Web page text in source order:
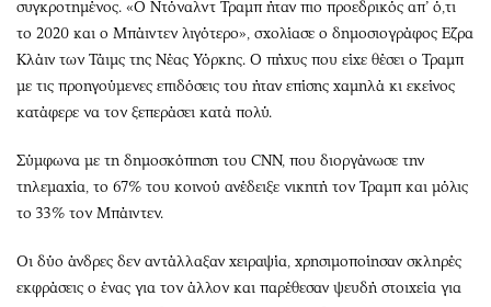
συγκροτημένος. «Ο Ντόναλντ Τραμπ ήταν πιο προεδρικός απ’ ό,τι
το 2020 και ο Μπάιντεν λιγότερο», σχολίασε ο δημοσιογράφος Εζρα
Κλάιν των Τάιμς της Νέας Υόρκης. Ο πήχυς που είχε θέσει ο Τραμπ
με τις προηγούμενες επιδόσεις του ήταν επίσης χαμηλά κι εκείνος
κατάφερε να τον ξεπεράσει κατά πολύ.
Σύμφωνα με τη δημοσκόπηση του CNN, που διοργάνωσε την
τηλεμαχία, το 67% του κοινού ανέδειξε νικητή τον Τραμπ και μόλις
το 33% τον Μπάιντεν.
Οι δύο άνδρες δεν αντάλλαξαν χειραψία, χρησιμοποίησαν σκληρές
εκφράσεις ο ένας για τον άλλον και παρέθεσαν ψευδή στοιχεία για